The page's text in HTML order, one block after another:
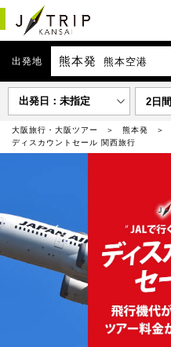
出発地 熊本発 熊本空港
出発日：未指定 2日間
大阪旅行・大阪ツアー 熊本発
ディスカウントセール 関西旅行